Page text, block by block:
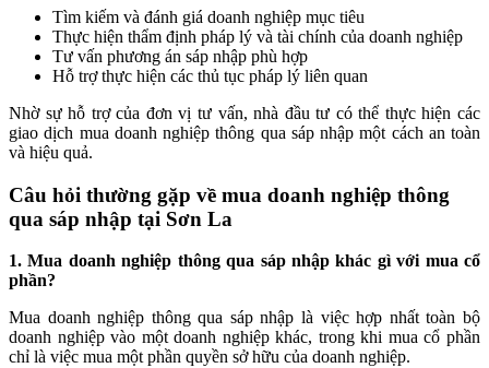
Tìm kiếm và đánh giá doanh nghiệp mục tiêu
Thực hiện thẩm định pháp lý và tài chính của doanh nghiệp
Tư vấn phương án sáp nhập phù hợp
Hỗ trợ thực hiện các thủ tục pháp lý liên quan
Nhờ sự hỗ trợ của đơn vị tư vấn, nhà đầu tư có thể thực hiện các
giao dịch mua doanh nghiệp thông qua sáp nhập một cách an toàn
và hiệu quả.
Câu hỏi thường gặp về mua doanh nghiệp thông
qua sáp nhập tại Sơn La
1. Mua doanh nghiệp thông qua sáp nhập khác gì với mua cổ
phần?
Mua doanh nghiệp thông qua sáp nhập là việc hợp nhất toàn bộ
doanh nghiệp vào một doanh nghiệp khác, trong khi mua cổ phần
chỉ là việc mua một phần quyền sở hữu của doanh nghiệp.